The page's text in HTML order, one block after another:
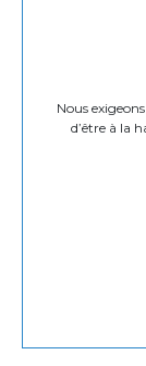
Nous
d’être à la